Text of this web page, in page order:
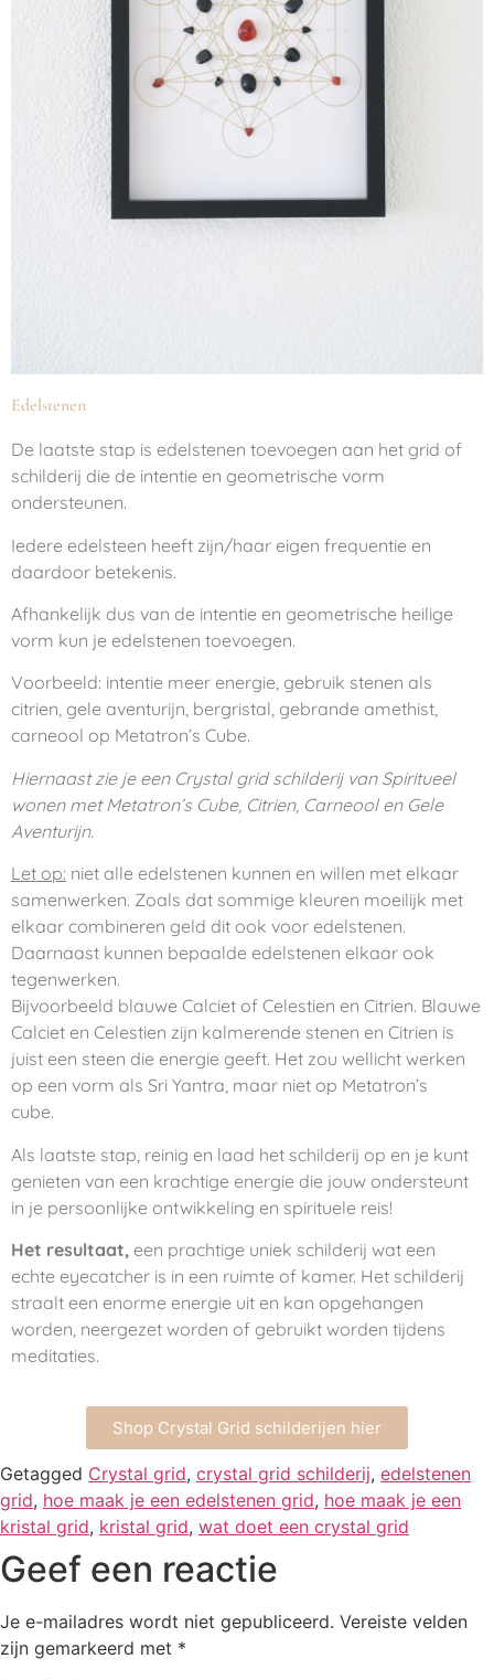
Edelstenen
De laatste stap is edelstenen toevoegen aan het grid of
schilderij die de intentie en geometrische vorm
ondersteunen.
Iedere edelsteen heeft zijn/haar eigen frequentie en
daardoor betekenis.
Afhankelijk dus van de intentie en geometrische heilige
vorm kun je edelstenen toevoegen.
Voorbeeld: intentie meer energie, gebruik stenen als
citrien, gele aventurijn, bergristal, gebrande amethist,
carneool op Metatron’s Cube.
Hiernaast zie je een Crystal grid schilderij van Spiritueel
wonen met Metatron’s Cube, Citrien, Carneool en Gele
Aventurijn.
Let op: niet alle edelstenen kunnen en willen met elkaar
samenwerken. Zoals dat sommige kleuren moeilijk met
elkaar combineren geld dit ook voor edelstenen.
Daarnaast kunnen bepaalde edelstenen elkaar ook
tegenwerken.
Bijvoorbeeld blauwe Calciet of Celestien en Citrien. Blauwe
Calciet en Celestien zijn kalmerende stenen en Citrien is
juist een steen die energie geeft. Het zou wellicht werken
op een vorm als Sri Yantra, maar niet op Metatron’s
cube.
Als laatste stap, reinig en laad het schilderij op en je kunt
genieten van een krachtige energie die jouw ondersteunt
in je persoonlijke ontwikkeling en spirituele reis!
Het resultaat, een prachtige uniek schilderij wat een
echte eyecatcher is in een ruimte of kamer. Het schilderij
straalt een enorme energie uit en kan opgehangen
worden, neergezet worden of gebruikt worden tijdens
meditaties.
Shop Crystal Grid schilderijen hier
Getagged Crystal grid, crystal grid schilderij, edelstenen
grid, hoe maak je een edelstenen grid, hoe maak je een
kristal grid, kristal grid, wat doet een crystal grid
Geef een reactie
Je e-mailadres wordt niet gepubliceerd. Vereiste velden
zijn gemarkeerd met *